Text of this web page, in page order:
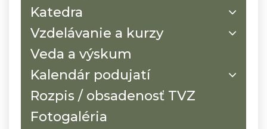
Katedra
Vzdelávanie a kurzy
Veda a výskum
Kalendár podujatí
Rozpis / obsadenosť TVZ
Fotogaléria